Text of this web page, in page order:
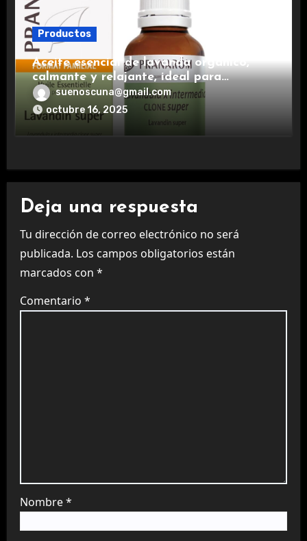
Productos
Aceite esencial de lavanda orgánico,
calmante y relajante, ideal para
aromaterapia.
suenoscuna@gmail.com
octubre 16, 2025
Deja una respuesta
Tu dirección de correo electrónico no será
publicada. Los campos obligatorios están
marcados con *
Comentario *
Nombre*